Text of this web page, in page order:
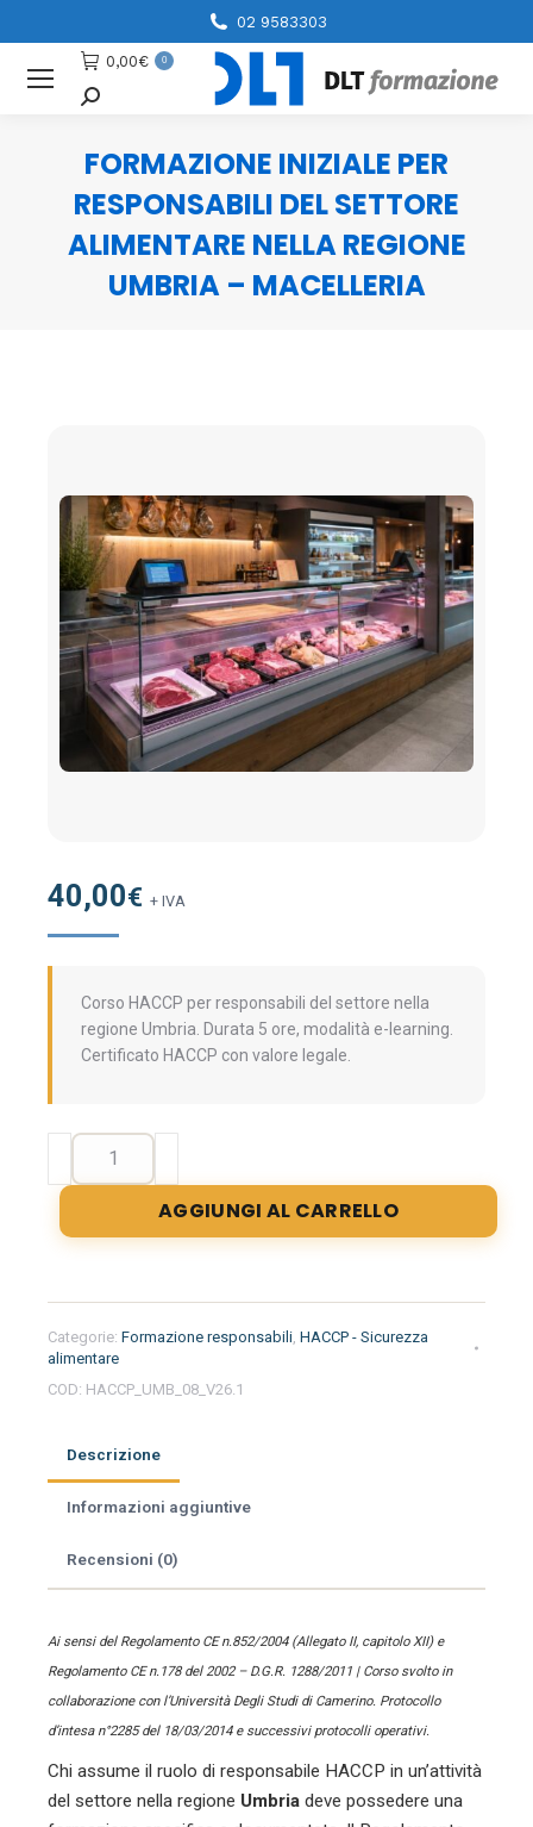
02 9583303
0,00€ 0
Cerca
FORMAZIONE INIZIALE PER
RESPONSABILI DEL SETTORE
ALIMENTARE NELLA REGIONE
UMBRIA – MACELLERIA
40,00€ + IVA
Corso HACCP per responsabili del settore nella
regione Umbria. Durata 5 ore, modalità e-learning.
Certificato HACCP con valore legale.
Formazione
per
responsabili
alimentare
nella
regione
Umbria
quantità
AGGIUNGI AL CARRELLO
Categorie: Formazione responsabili, HACCP - Sicurezza
alimentare
COD: HACCP_UMB_08_V26.1
Descrizione
Informazioni aggiuntive
Recensioni (0)
Ai sensi del Regolamento CE n.852/2004 (Allegato II, capitolo XII) e
Regolamento CE n.178 del 2002 – D.G.R. 1288/2011 | Corso svolto in
collaborazione con l’Università Degli Studi di Camerino. Protocollo
d’intesa n°2285 del 18/03/2014 e successivi protocolli operativi.
Chi assume il ruolo di responsabile HACCP in un’attività
del settore nella regione Umbria deve possedere una